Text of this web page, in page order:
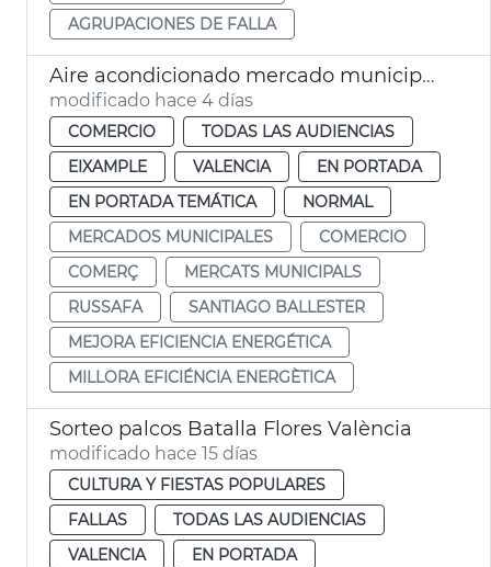
AGRUPACIONES DE FALLA
Aire acondicionado mercado municipal Russafa
modificado hace 4 días
COMERCIO
TODAS LAS AUDIENCIAS
EIXAMPLE
VALENCIA
EN PORTADA
EN PORTADA TEMÁTICA
NORMAL
MERCADOS MUNICIPALES
COMERCIO
COMERÇ
MERCATS MUNICIPALS
RUSSAFA
SANTIAGO BALLESTER
MEJORA EFICIENCIA ENERGÉTICA
MILLORA EFICIÉNCIA ENERGÈTICA
Sorteo palcos Batalla Flores València
modificado hace 15 días
CULTURA Y FIESTAS POPULARES
FALLAS
TODAS LAS AUDIENCIAS
VALENCIA
EN PORTADA